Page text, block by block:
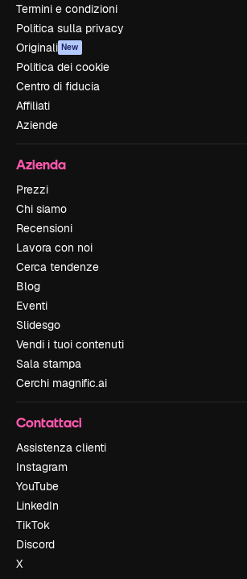
Termini e condizioni
Politica sulla privacy
Originali New
Politica dei cookie
Centro di fiducia
Affiliati
Aziende
Azienda
Prezzi
Chi siamo
Recensioni
Lavora con noi
Cerca tendenze
Blog
Eventi
Slidesgo
Vendi i tuoi contenuti
Sala stampa
Cerchi magnific.ai
Contattaci
Assistenza clienti
Instagram
YouTube
LinkedIn
TikTok
Discord
X